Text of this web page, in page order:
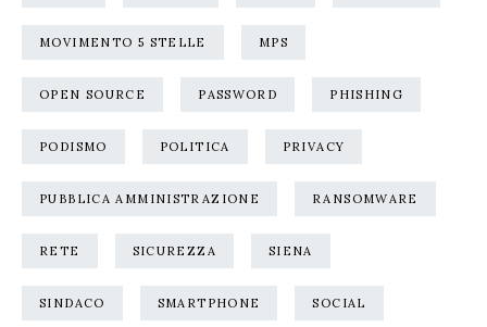
MOVIMENTO 5 STELLE MPS
OPEN SOURCE PASSWORD PHISHING
PODISMO POLITICA PRIVACY
PUBBLICA AMMINISTRAZIONE RANSOMWARE
RETE SICUREZZA SIENA
SINDACO SMARTPHONE SOCIAL